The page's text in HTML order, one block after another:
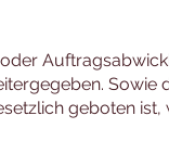
Sowie
geboten ist,